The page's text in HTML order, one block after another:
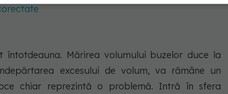
Mărirea volumului buzelor duce la
excesului de volum, va rămâne un
chiar reprezintă o problemă. Intră în sfera